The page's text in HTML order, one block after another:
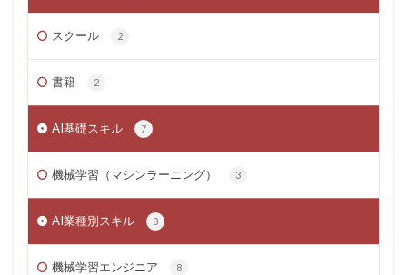
スクール 2
書籍 2
AI基礎スキル 7
機械学習（マシンラーニング） 3
AI業種別スキル 8
機械学習エンジニア 8